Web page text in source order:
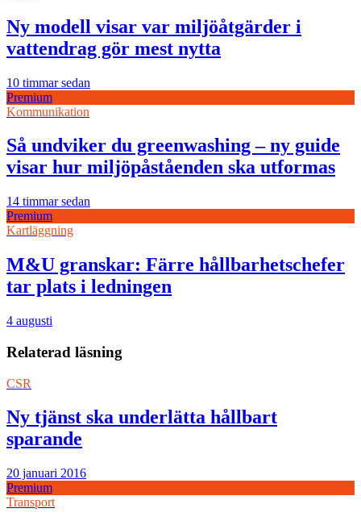
Ny modell visar var miljöåtgärder i
vattendrag gör mest nytta
10 timmar sedan
Premium
Kommunikation
Så undviker du greenwashing – ny guide
visar hur miljöpåståenden ska utformas
14 timmar sedan
Premium
Kartläggning
M&U granskar: Färre hållbarhetschefer
tar plats i ledningen
4 augusti
Relaterad läsning
CSR
Ny tjänst ska underlätta hållbart
sparande
20 januari 2016
Premium
Transport